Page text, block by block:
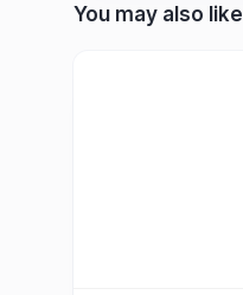
You may also like